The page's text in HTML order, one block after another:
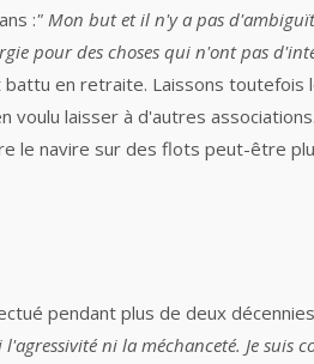
:" Mon but et il n'y a pas
pour des choses qui n'ont pas
en retraite. Laissons
voulu laisser à d'autres
le navire sur des flots peut-être
pendant plus de deux
ni la méchanceté. Je